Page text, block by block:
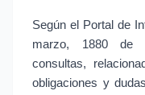
Según el Portal de
marzo, 1880 de
consultas,
obligaciones y